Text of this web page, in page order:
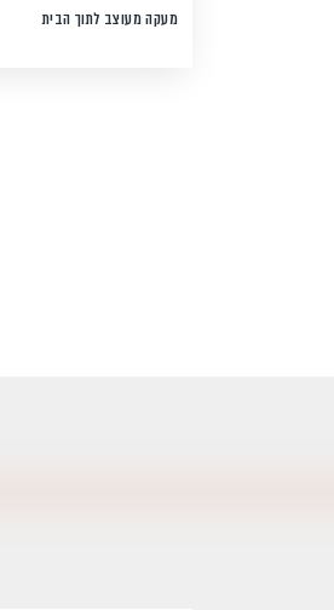
מעקה מעוצב לתוך הבית